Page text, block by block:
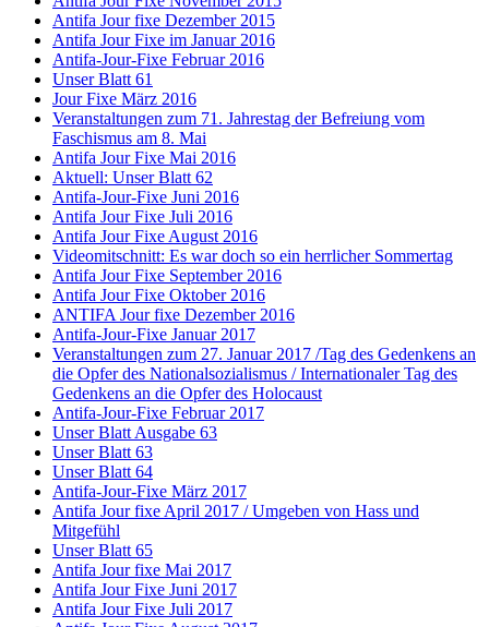
Antifa Jour fixe Dezember 2015
Antifa Jour Fixe im Januar 2016
Antifa-Jour-Fixe Februar 2016
Unser Blatt 61
Jour Fixe März 2016
Veranstaltungen zum 71. Jahrestag der Befreiung vom
Faschismus am 8. Mai
Antifa Jour Fixe Mai 2016
Aktuell: Unser Blatt 62
Antifa-Jour-Fixe Juni 2016
Antifa Jour Fixe Juli 2016
Antifa Jour Fixe August 2016
Videomitschnitt: Es war doch so ein herrlicher Sommertag
Antifa Jour Fixe September 2016
Antifa Jour Fixe Oktober 2016
ANTIFA Jour fixe Dezember 2016
Antifa-Jour-Fixe Januar 2017
Veranstaltungen zum 27. Januar 2017 /Tag des Gedenkens an
die Opfer des Nationalsozialismus / Internationaler Tag des
Gedenkens an die Opfer des Holocaust
Antifa-Jour-Fixe Februar 2017
Unser Blatt Ausgabe 63
Unser Blatt 63
Unser Blatt 64
Antifa-Jour-Fixe März 2017
Antifa Jour fixe April 2017 / Umgeben von Hass und
Mitgefühl
Unser Blatt 65
Antifa Jour fixe Mai 2017
Antifa Jour Fixe Juni 2017
Antifa Jour Fixe Juli 2017